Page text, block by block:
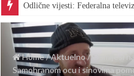
Odlične vijesti: Federalna
Home/Aktuelno/
Osmijesi
Samohranom ocu i sinovima